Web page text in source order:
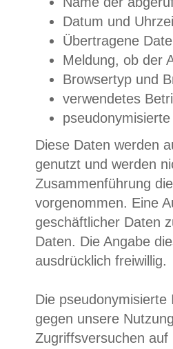
Datum und
Übertragene
Meldung, ob der
Browsertyp und
verwendetes
Diese Daten werden
genutzt und werden
Zusammenführung
vorgenommen. Eine
geschäftlicher Daten
Daten. Die Angabe
ausdrücklich freiwillig.
Die
gegen unsere
Zugriffsversuchen